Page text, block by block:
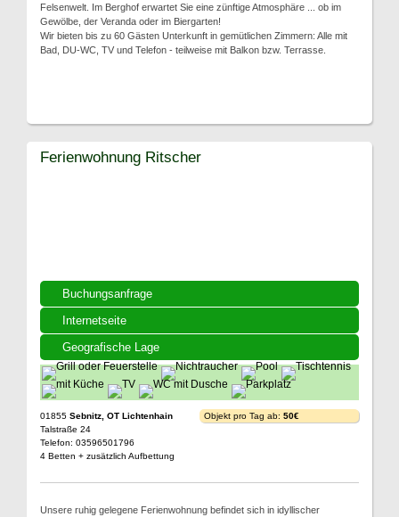
Felsenwelt. Im Berghof erwartet Sie eine zünftige Atmosphäre ... ob im
Gewölbe, der Veranda oder im Biergarten!
Wir bieten bis zu 60 Gästen Unterkunft in gemütlichen Zimmern: Alle mit
Bad, DU-WC, TV und Telefon - teilweise mit Balkon bzw. Terrasse.
Buchungsanfrage
Internetseite
Geografische Lage
Ferienwohnung Ritscher
01855 Sebnitz, OT Lichtenhain
Talstraße 24
Telefon: 03596501796
4 Betten + zusätzlich Aufbettung
Objekt pro Tag ab: 50€
Unsere ruhig gelegene Ferienwohnung befindet sich in idyllischer